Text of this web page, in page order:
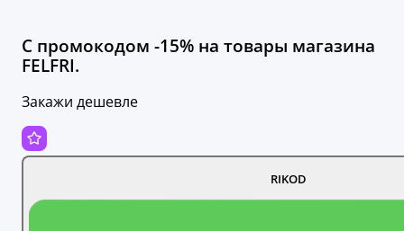
С промокодом -15% на товары магазина
FELFRI.
Закажи дешевле
RIKOD